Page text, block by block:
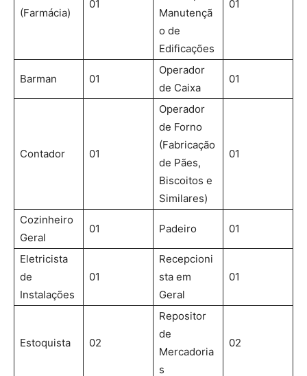
(Farmácia)
01
Manutençã
o de
Edificações
01
Barman 01
Operador
de Caixa
01
Contador 01
Operador
de Forno
(Fabricação
de Pães,
Biscoitos e
Similares)
01
Cozinheiro
Geral
01 Padeiro 01
Eletricista
de
Instalações
01
Recepcioni
sta em
Geral
01
Estoquista 02
Repositor
de
Mercadoria
s
02